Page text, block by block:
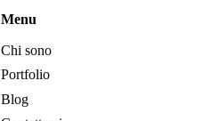
Menu
Chi sono
Portfolio
Blog